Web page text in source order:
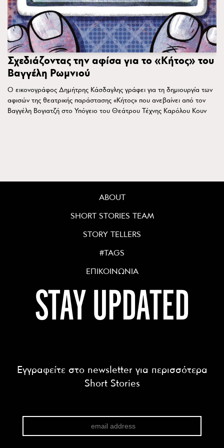
Σχεδιάζοντας την αφίσα για το «Κήτος» του
Βαγγέλη Ρωμνιού
Ο εικονογράφος Δημήτρης Κάσδαγλης γράφει για τη δημιουργία των
αφισών της θεατρικής παράστασης «Κήτος» που ανεβαίνει από τον
Βαγγέλη Βογιατζή στο Υπόγειο του Θεάτρου Τέχνης Καρόλου Κουν
ABOUT
SHORT STORIES TEAM
STORY TELLERS
#TAGS
ΕΠΙΚΟΙΝΩΝΙΑ
STAY UPDATED
Εγγραφείτε στο newsletter για περισσότερα
Short Stories